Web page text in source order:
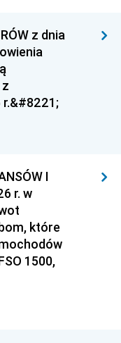
z dnia
r.&#8221;
I
r. w
które
1500,